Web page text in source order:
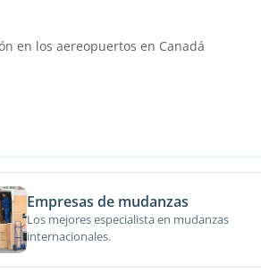
en los aereopuertos en Canadá
Empresas de mudanzas
Los mejores especialista en mudanzas
internacionales.